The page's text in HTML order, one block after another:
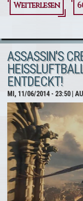
Weiterlesen
ASSASSIN'S
NTDECKT!
MI, 11/06/2014 - 23:50|